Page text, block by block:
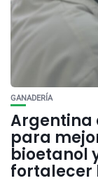
GANADERÍA
Argentina
para
bioetanol
fortalecer